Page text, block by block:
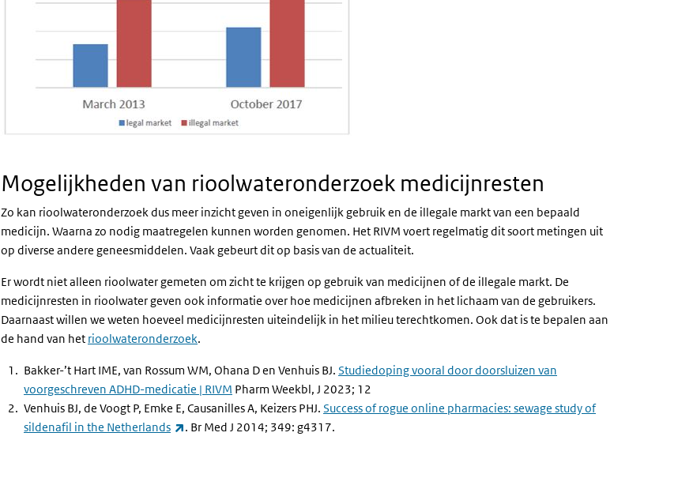
Mogelijkheden van rioolwateronderzoek medicijnresten
Zo kan rioolwateronderzoek dus meer inzicht geven in oneigenlijk gebruik en de illegale markt van een bepaald
medicijn. Waarna zo nodig maatregelen kunnen worden genomen. Het RIVM voert regelmatig dit soort metingen uit
op diverse andere geneesmiddelen. Vaak gebeurt dit op basis van de actualiteit.
Er wordt niet alleen rioolwater gemeten om zicht te krijgen op gebruik van medicijnen of de illegale markt. De
medicijnresten in rioolwater geven ook informatie over hoe medicijnen afbreken in het lichaam van de gebruikers.
Daarnaast willen we weten hoeveel medicijnresten uiteindelijk in het milieu terechtkomen. Ook dat is te bepalen aan
de hand van het rioolwateronderzoek.
Bakker-’t Hart IME, van Rossum WM, Ohana D en Venhuis BJ. Studiedoping vooral door doorsluizen van
voorgeschreven ADHD-medicatie | RIVM Pharm Weekbl, J 2023; 12
Venhuis BJ, de Voogt P, Emke E, Causanilles A, Keizers PHJ. Success of rogue online pharmacies: sewage study of
sildenafil in the Netherlands
(externe link)
. Br Med J 2014; 349: g4317.